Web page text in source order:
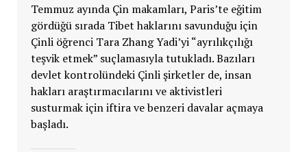
Temmuz ayında Çin makamları, Paris’te eğitim
gördüğü sırada Tibet haklarını savunduğu için
Çinli öğrenci Tara Zhang Yadi’yi “ayrılıkçılığı
teşvik etmek” suçlamasıyla tutukladı. Bazıları
devlet kontrolündeki Çinli şirketler de, insan
hakları araştırmacılarını ve aktivistleri
susturmak için iftira ve benzeri davalar açmaya
başladı.